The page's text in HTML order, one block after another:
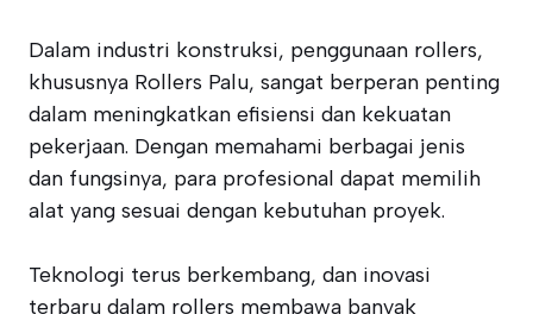
Dalam industri konstruksi, penggunaan rollers,
khususnya Rollers Palu, sangat berperan penting
dalam meningkatkan efisiensi dan kekuatan
pekerjaan. Dengan memahami berbagai jenis
dan fungsinya, para profesional dapat memilih
alat yang sesuai dengan kebutuhan proyek.
Teknologi terus berkembang, dan inovasi
terbaru dalam rollers membawa banyak